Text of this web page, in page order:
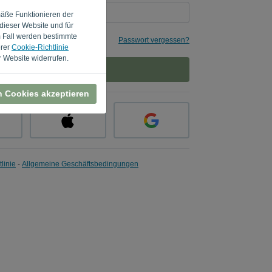
Funktionieren der
Website und für
werden bestimmte
Cookie-Richtlinie
widerrufen.
Cookies akzeptieren
Passwort vergessen?
- Allgemeine Geschäftsbedingungen